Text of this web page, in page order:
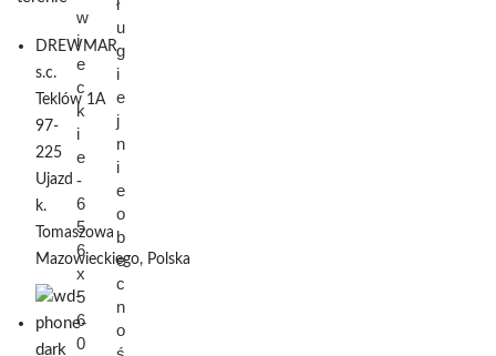
DREWMAR
s.c.
Teklów 1A
97-
225
Ujazd
k.
Tomaszowa
Mazowieckiego, Polska
w
i
e
c
k
i
e
-
6
5
6
x
5
6
0
ł
u
g
i
e
j
n
i
e
o
b
e
c
n
o